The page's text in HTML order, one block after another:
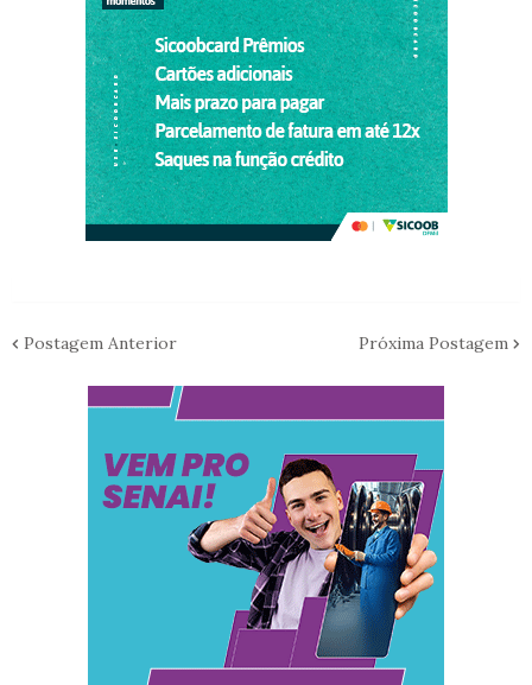
Postagem Anterior Próxima Postagem